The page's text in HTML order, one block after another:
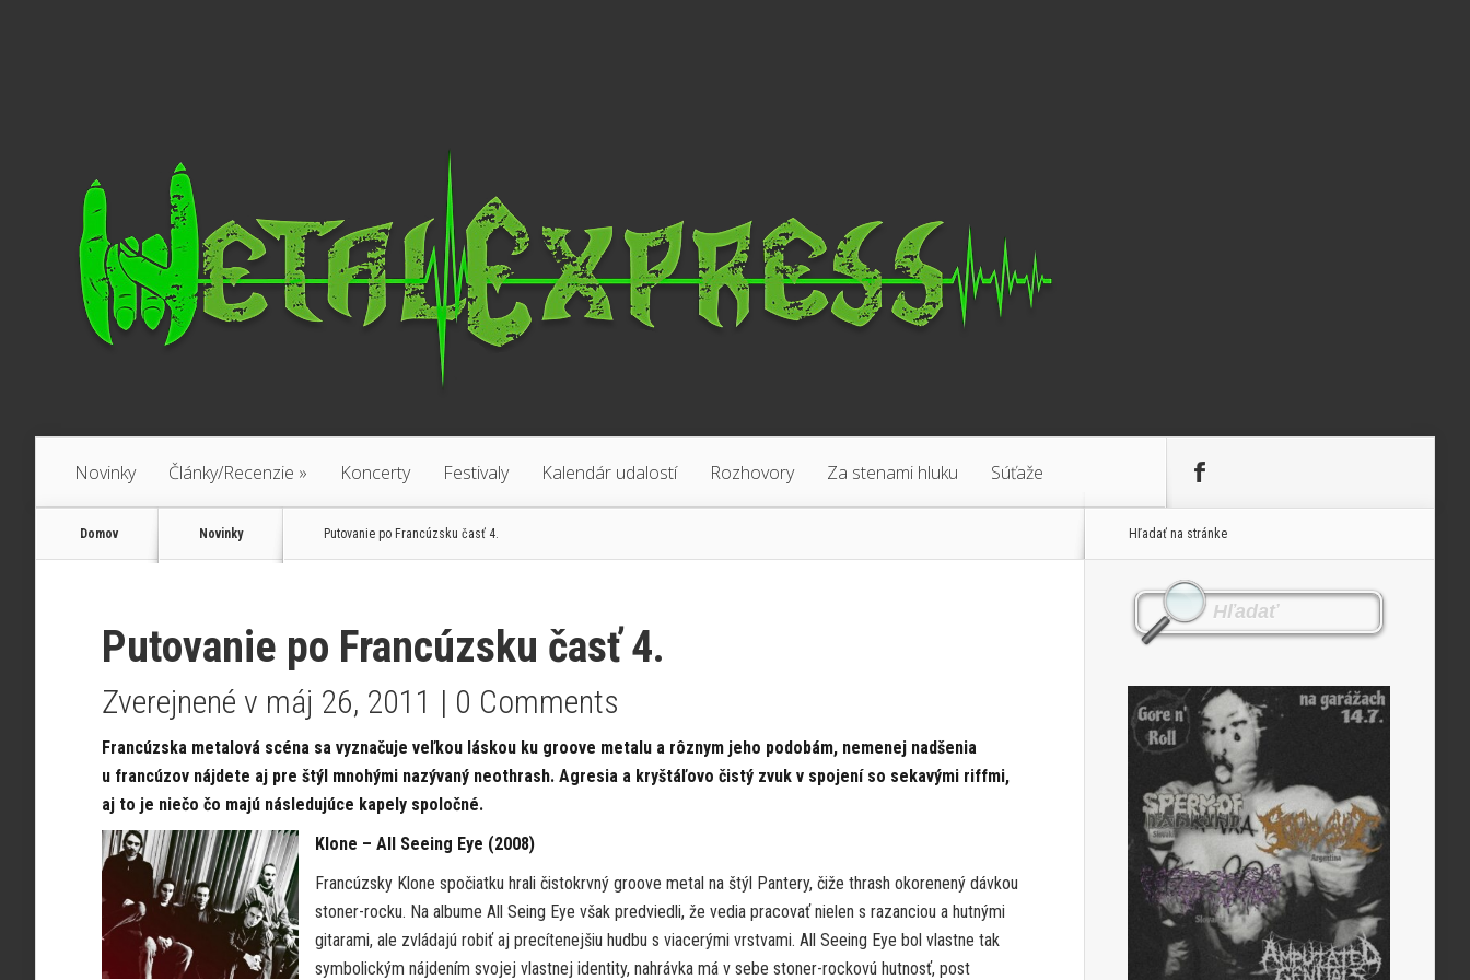
Novinky Články/Recenzie » Koncerty Festivaly Kalendár udalostí Rozhovory Za stenami hluku Súťaže
Domov Novinky Putovanie po Francúzsku časť 4.
Putovanie po Francúzsku časť 4.
Zverejnené v máj 26, 2011 | 0 Comments
Francúzska metalová scéna sa vyznačuje veľkou láskou ku groove metalu a rôznym jeho podobám, nemenej nadšenia
u francúzov nájdete aj pre štýl mnohými nazývaný neothrash. Agresia a kryštáľovo čistý zvuk v spojení so sekavými riffmi,
aj to je niečo čo majú následujúce kapely spoločné.
Klone – All Seeing Eye (2008)
Francúzsky Klone spočiatku hrali čistokrvný groove metal na štýl Pantery, čiže thrash okorenený dávkou
stoner-rocku. Na albume All Seing Eye však predviedli, že vedia pracovať nielen s razanciou a hutnými
gitarami, ale zvládajú robiť aj precítenejšiu hudbu s viacerými vrstvami. All Seeing Eye bol vlastne tak
symbolickým nájdením svojej vlastnej identity, nahrávka má v sebe stoner-rockovú hutnosť, post
Hľadať na stránke